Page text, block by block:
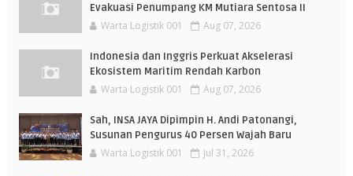
Evakuasi Penumpang KM Mutiara Sentosa II
Warta Logistik 001 Aug 07, 2026
Indonesia dan Inggris Perkuat Akselerasi
Ekosistem Maritim Rendah Karbon
Warta Logistik 001 Aug 07, 2026
Sah, INSA JAYA Dipimpin H. Andi Patonangi,
Susunan Pengurus 40 Persen Wajah Baru
Warta Logistik 001 Jul 31, 2026